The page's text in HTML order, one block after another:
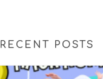
RECENT POSTS